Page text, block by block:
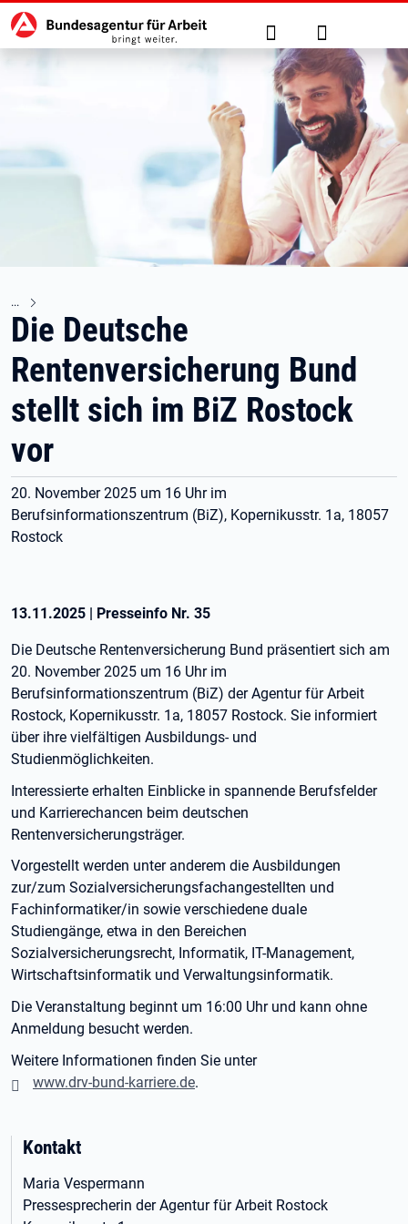
zu den Hauptinhalten springen
Hauptnavigation Suche Anmelden
Die Deutsche
Rentenversicherung Bund
stellt sich im BiZ Rostock
vor
20. November 2025 um 16 Uhr im
Berufsinformationszentrum (BiZ), Kopernikusstr. 1a, 18057
Rostock
13.11.2025 | Presseinfo Nr. 35
Die Deutsche Rentenversicherung Bund präsentiert sich am
20. November 2025 um 16 Uhr im
Berufsinformationszentrum (BiZ) der Agentur für Arbeit
Rostock, Kopernikusstr. 1a, 18057 Rostock. Sie informiert
über ihre vielfältigen Ausbildungs- und
Studienmöglichkeiten.
Interessierte erhalten Einblicke in spannende Berufsfelder
und Karrierechancen beim deutschen
Rentenversicherungsträger.
Vorgestellt werden unter anderem die Ausbildungen
zur/zum Sozialversicherungsfachangestellten und
Fachinformatiker/in sowie verschiedene duale
Studiengänge, etwa in den Bereichen
Sozialversicherungsrecht, Informatik, IT-Management,
Wirtschaftsinformatik und Verwaltungsinformatik.
Die Veranstaltung beginnt um 16:00 Uhr und kann ohne
Anmeldung besucht werden.
Weitere Informationen finden Sie unter
www.drv-bund-karriere.de.
Kontakt
Maria Vespermann
Pressesprecherin der Agentur für Arbeit Rostock